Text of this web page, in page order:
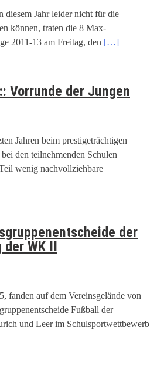
diesem Jahr leider nicht für die
können, traten die 8 Max-
2011-13 am Freitag, den […]
Vorrunde der Jungen
Jahren beim prestigeträchtigen
den teilnehmenden Schulen
wenig nachvollziehbare
der
WK II
fanden auf dem Vereinsgelände von
Fußball der
und Leer im Schulsportwettbewerb